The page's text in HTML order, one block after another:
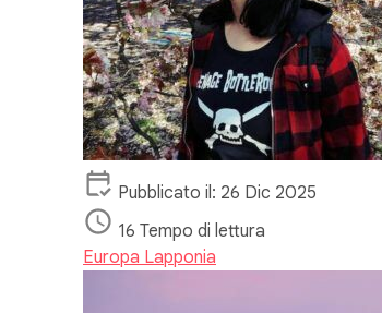
Pubblicato il: 26 Dic 2025
16 Tempo di lettura
Europa Lapponia